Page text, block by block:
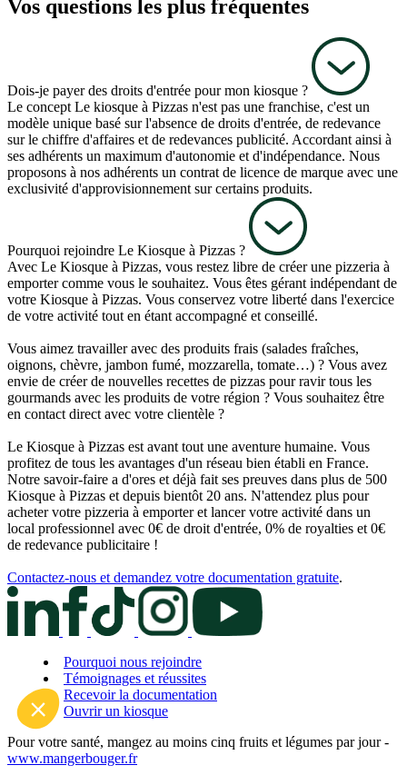
Vos questions les plus fréquentes
Dois-je payer des droits d'entrée pour mon kiosque ?
Le concept Le kiosque à Pizzas n'est pas une franchise, c'est un
modèle unique basé sur l'absence de droits d'entrée, de redevance
sur le chiffre d'affaires et de redevances publicité. Accordant ainsi à
ses adhérents un maximum d'autonomie et d'indépendance. Nous
proposons à nos adhérents un contrat de licence de marque avec une
exclusivité d'approvisionnement sur certains produits.
Pourquoi rejoindre Le Kiosque à Pizzas ?
Avec Le Kiosque à Pizzas, vous restez libre de créer une pizzeria à
emporter comme vous le souhaitez. Vous êtes gérant indépendant de
votre Kiosque à Pizzas. Vous conservez votre liberté dans l'exercice
de votre activité tout en étant accompagné et conseillé.
Vous aimez travailler avec des produits frais (salades fraîches,
oignons, chèvre, jambon fumé, mozzarella, tomate…) ? Vous avez
envie de créer de nouvelles recettes de pizzas pour ravir tous les
gourmands avec les produits de votre région ? Vous souhaitez être
en contact direct avec votre clientèle ?
Le Kiosque à Pizzas est avant tout une aventure humaine. Vous
profitez de tous les avantages d'un réseau bien établi en France.
Notre savoir-faire a d'ores et déjà fait ses preuves dans plus de 500
Kiosque à Pizzas et depuis bientôt 20 ans. N'attendez plus pour
acheter votre pizzeria à emporter et lancer votre activité dans un
local professionnel avec 0€ de droit d'entrée, 0% de royalties et 0€
de redevance publicitaire !
Contactez-nous et demandez votre documentation gratuite.
Pourquoi nous rejoindre
Témoignages et réussites
Recevoir la documentation
Ouvrir un kiosque
Pour votre santé, mangez au moins cinq fruits et légumes par jour -
www.mangerbouger.fr